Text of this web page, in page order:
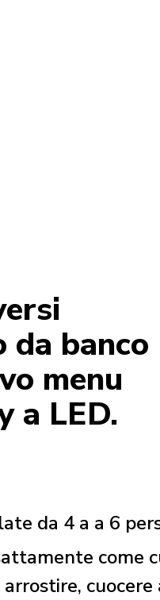
da banco
menu
a LED.
da 4 a a 6
come
cuocere